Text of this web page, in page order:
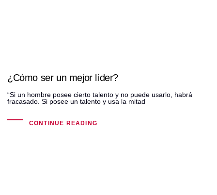
¿Cómo ser un mejor líder?
“Si un hombre posee cierto talento y no puede usarlo, habrá
fracasado. Si posee un talento y usa la mitad
CONTINUE READING